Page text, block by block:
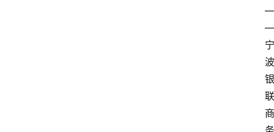
—
—
宁
波
银
联
商